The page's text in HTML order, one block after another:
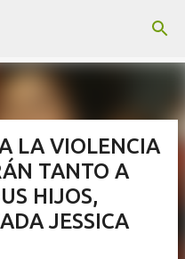
LA VIOLENCIA
TANTO A
HIJOS,
JESSICA